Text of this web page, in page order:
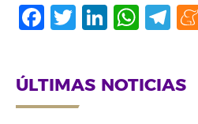
Facebook
Twitter
ÚLTIMAS NOTICIAS